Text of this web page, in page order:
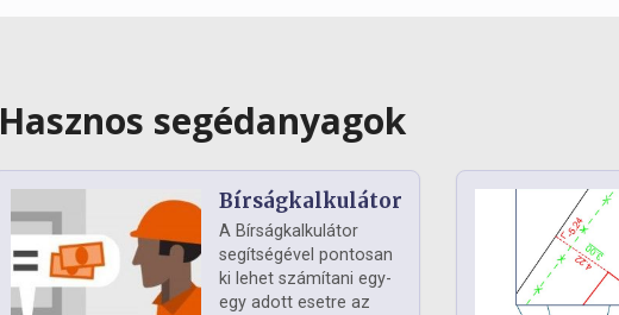
Hasznos segédanyagok
Bírságkalkulátor
A Bírságkalkulátor
segítségével pontosan
ki lehet számítani egy-
egy adott esetre az